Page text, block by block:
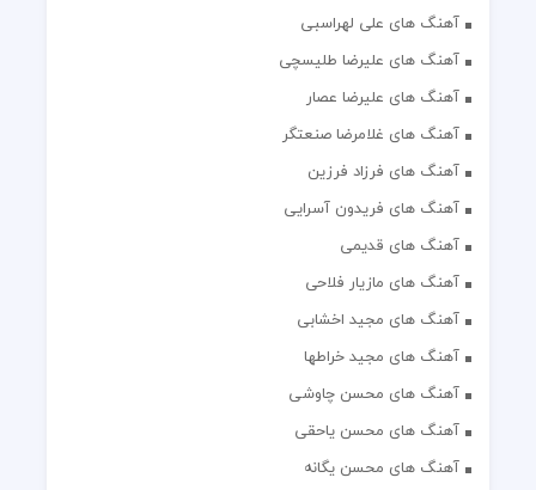
آهنگ های علی لهراسبی
آهنگ های علیرضا طلیسچی
آهنگ های علیرضا عصار
آهنگ های غلامرضا صنعتگر
آهنگ های فرزاد فرزین
آهنگ های فریدون آسرایی
آهنگ های قدیمی
آهنگ های مازیار فلاحی
آهنگ های مجید اخشابی
آهنگ های مجید خراطها
آهنگ های محسن چاوشی
آهنگ های محسن یاحقی
آهنگ های محسن یگانه